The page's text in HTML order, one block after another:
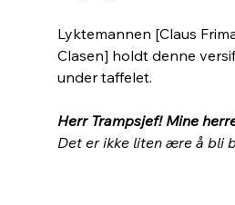
Lyktemannen [Claus
Clasen] holdt denne
under taffelet.
Herr Trampsjef! Mine
Det er ikke liten ære å bli